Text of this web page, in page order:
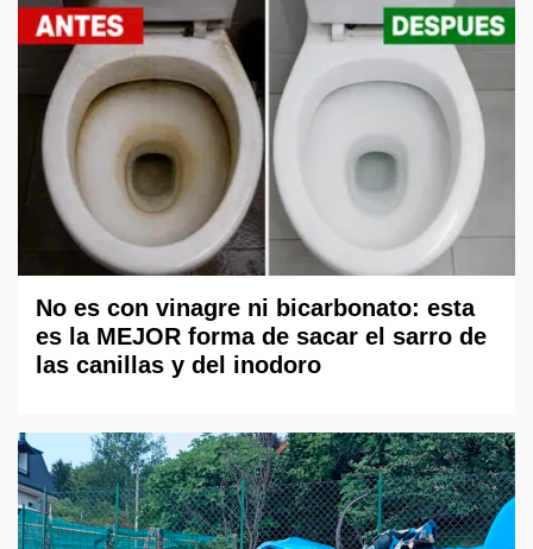
No es con vinagre ni bicarbonato: esta
es la MEJOR forma de sacar el sarro de
las canillas y del inodoro